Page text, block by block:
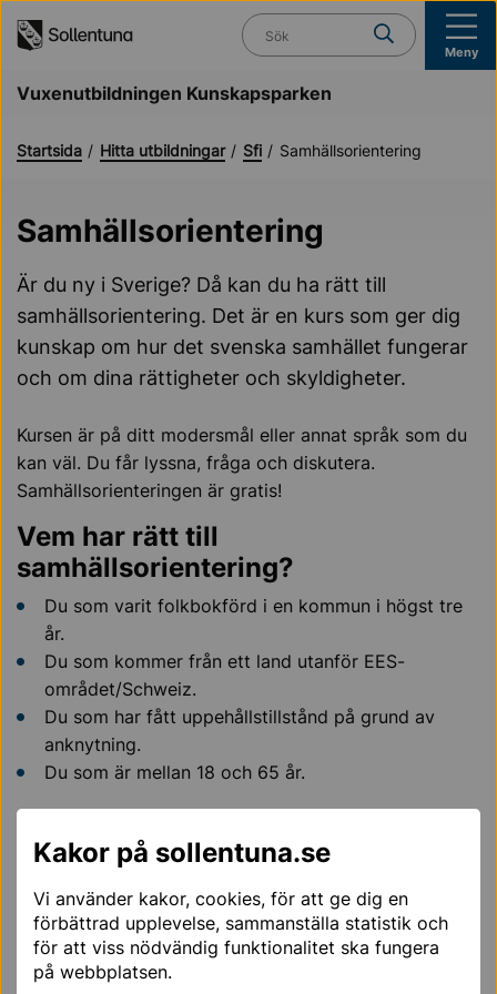
Kakor på sollentuna.se
Vi använder kakor, cookies, för att ge dig en
förbättrad upplevelse, sammanställa statistik och
för att viss nödvändig funktionalitet ska fungera
på webbplatsen.
Vad söker du?
Meny
Vuxenutbildningen Kunskapsparken
Startsida Hitta utbildningar Sfi Samhällsorientering
Samhällsorientering
Är du ny i Sverige? Då kan du ha rätt till
samhällsorientering. Det är en kurs som ger dig
kunskap om hur det svenska samhället fungerar
och om dina rättigheter och skyldigheter.
Kursen är på ditt modersmål eller annat språk som du
kan väl. Du får lyssna, fråga och diskutera.
Samhällsorienteringen är gratis!
Vem har rätt till
samhällsorientering?
Du som varit folkbokförd i en kommun i högst tre
år.
Du som kommer från ett land utanför EES-
området/Schweiz.
Du som har fått uppehållstillstånd på grund av
anknytning.
Du som är mellan 18 och 65 år.
Anmälan till samhällsorientering
Du kan anmäla dig genom att kontakta
Vuxenutbildningen Kunskapsparken
Vuxenutbildningen Kunskapsparken
08-579 220 01